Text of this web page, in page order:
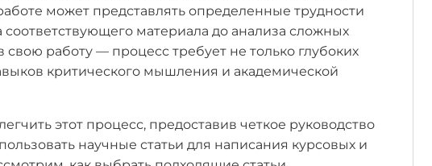
может представлять определенные трудности
соответствующего материала до анализа сложных
работу — процесс требует не только глубоких
критического мышления и академической
этот процесс, предоставив четкое руководство
научные статьи для написания курсовых и